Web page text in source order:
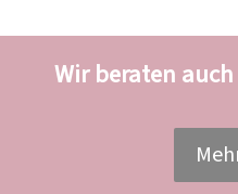
Wir beraten